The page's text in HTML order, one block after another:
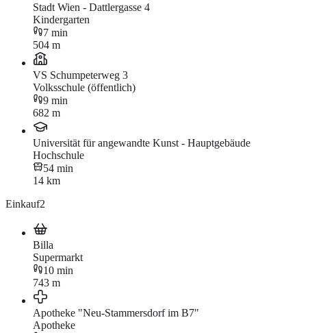
Stadt Wien - Dattlergasse 4
Kindergarten
7 min
504 m
VS Schumpeterweg 3
Volksschule (öffentlich)
9 min
682 m
Universität für angewandte Kunst - Hauptgebäude
Hochschule
54 min
14 km
Einkauf2
Billa
Supermarkt
10 min
743 m
Apotheke "Neu-Stammersdorf im B7"
Apotheke